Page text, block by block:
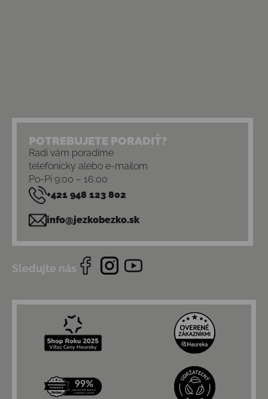
POTREBUJETE PORADIŤ?
Radi vám poradíme
telefonicky alebo e-mailom
Po-Pi 9:00 – 16:00
+421 948 123 802
info@jezkobezko.sk
Sledujte nás